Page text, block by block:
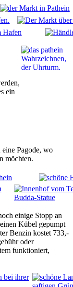
ein
Pagode, wo
möchten.
einige Stopp an
Kübel gepumpt
Benzin kostet 733,-
oder
funktioniert,